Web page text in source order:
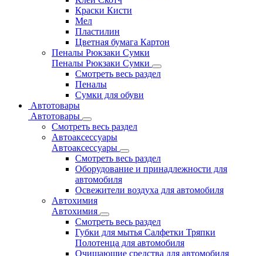
Краски Кисти
Мел
Пластилин
Цветная бумага Картон
Пеналы Рюкзаки Сумки
Пеналы Рюкзаки Сумки
Смотреть весь раздел
Пеналы
Сумки для обуви
Автотовары
Автотовары
Смотреть весь раздел
Автоаксессуары
Автоаксессуары
Смотреть весь раздел
Оборудование и принадлежности для
автомобиля
Освежители воздуха для автомобиля
Автохимия
Автохимия
Смотреть весь раздел
Губки для мытья Салфетки Тряпки
Полотенца для автомобиля
Очищающие средства для автомобиля